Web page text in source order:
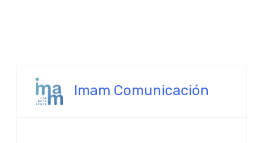
Imam Comunicación